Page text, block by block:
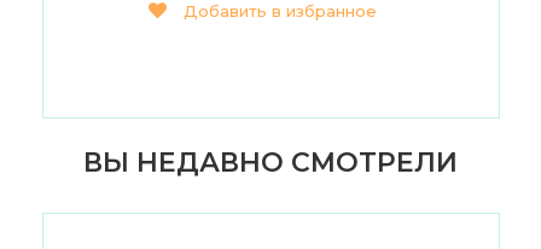
Добавить в избранное
ВЫ НЕДАВНО СМОТРЕЛИ